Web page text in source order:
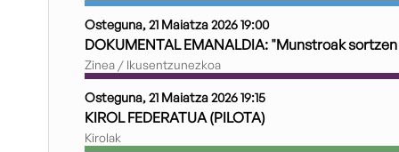
Osteguna, 21 Maiatza 2026 19:00
DOKUMENTAL EMANALDIA: "Munstroak
Zinea / Ikusentzunezkoa
Osteguna, 21 Maiatza 2026 19:15
KIROL FEDERATUA (PILOTA)
Kirolak